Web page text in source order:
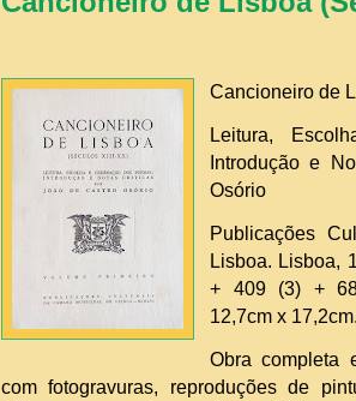
Cancioneiro de
Leitura,
Introdução e
Osório
Publicações
Lisboa. Lisboa,
+ 409 (3) +
12,7cm x
Obra completa
com fotogravuras, reproduções de